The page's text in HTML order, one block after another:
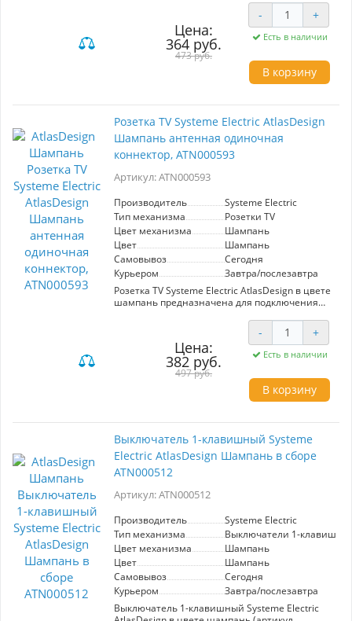
качественного ABS-пластика, устойчивого к
царапинам и УФ-излучению. Дизайн рамок
AtlasDesign Air создает иллюзию парения,
придавая интерьеру легкость и воздушность.
Преобразите свой дом с помощью рамок
AtlasDesign Air, которые станут изысканным
дополнением к любому стилю в различной
Цена:
364 руб.
473 руб.
- +
Есть в наличии
В корзину
Розетка TV Systeme Electric AtlasDesign
Шампань антенная одиночная
коннектор, ATN000593
Артикул: ATN000593
Производитель
Systeme Electric
Тип механизма
Розетки TV
Цвет механизма
Шампань
Цвет
Шампань
Самовывоз
Сегодня
Курьером
Завтра/послезавтра
Розетка TV Systeme Electric AtlasDesign в цвете
шампань предназначена для подключения
высокое качество изображения. Элегантный
дизайн гармонично впишется в любой
интерьер. Подходит для установки в жилых и
коммерческих помещениях.
Цена:
382 руб.
497 руб.
- +
Есть в наличии
В корзину
Выключатель 1-клавишный Systeme
Electric AtlasDesign Шампань в сборе
ATN000512
Артикул: ATN000512
Производитель
Systeme Electric
Тип механизма
Выключатели 1-
Цвет механизма
Шампань
Цвет
Шампань
Самовывоз
Сегодня
Курьером
Завтра/послезавтра
Выключатель 1-клавишный Systeme Electric